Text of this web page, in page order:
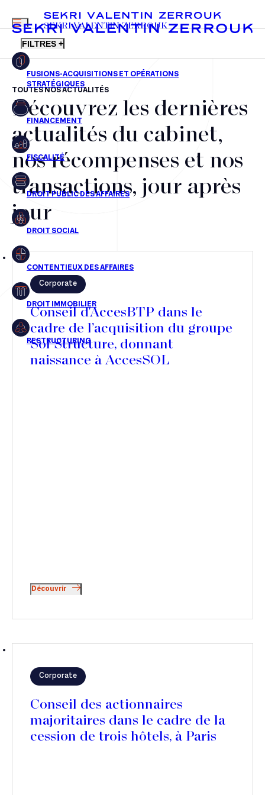
FR EN
MENU
SEKRI VALENTIN ZERROUK
FILTRES +
Fusions-acquisitions et opérations stratégiques
Financement
Fiscalité
Droit public des affaires
Droit social
Droit immobilier
Restructuring
Article
TOUTES NOS ACTUALITÉS
Découvrez les dernières
actualités du cabinet,
nos récompenses et nos
transactions, jour après
jour
Corporate
Conseil d'AccesBTP dans le
cadre de l’acquisition du groupe
Sol Structure, donnant
naissance à AccesSOL
Découvrir
Corporate
Conseil des actionnaires
majoritaires dans le cadre de la
cession de trois hôtels, à Paris